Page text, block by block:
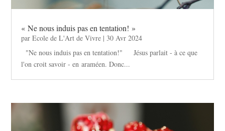
« Ne nous induis pas en tentation! »
parEcole de L'Art de Vivre | 30 Avr 2024
"Ne nous induis pas en tentation!" Jésus parlait - à ce que
l'on croit savoir - en araméen. Donc...